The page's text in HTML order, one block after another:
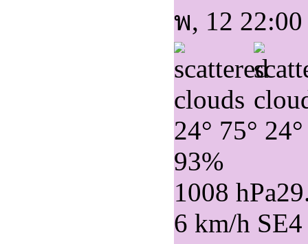
พ, 12 22:00
24° 75° 24°
93%
1008 hPa
6 km/h SE4